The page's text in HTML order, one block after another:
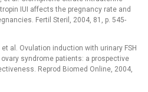
IUI affects the pregnancy rate and
Fertil Steril, 2004, 81, p. 545-
et al. Ovulation induction with urinary FSH
syndrome patients: a prospective
Reprod Biomed Online, 2004,